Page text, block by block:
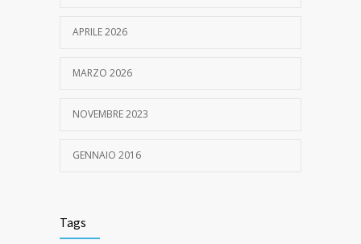
APRILE 2026
MARZO 2026
NOVEMBRE 2023
GENNAIO 2016
Tags